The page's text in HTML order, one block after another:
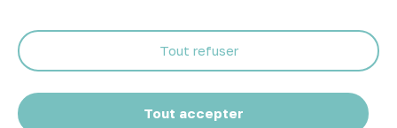
Tout accepter
Tout refuser
Abonnez-vous